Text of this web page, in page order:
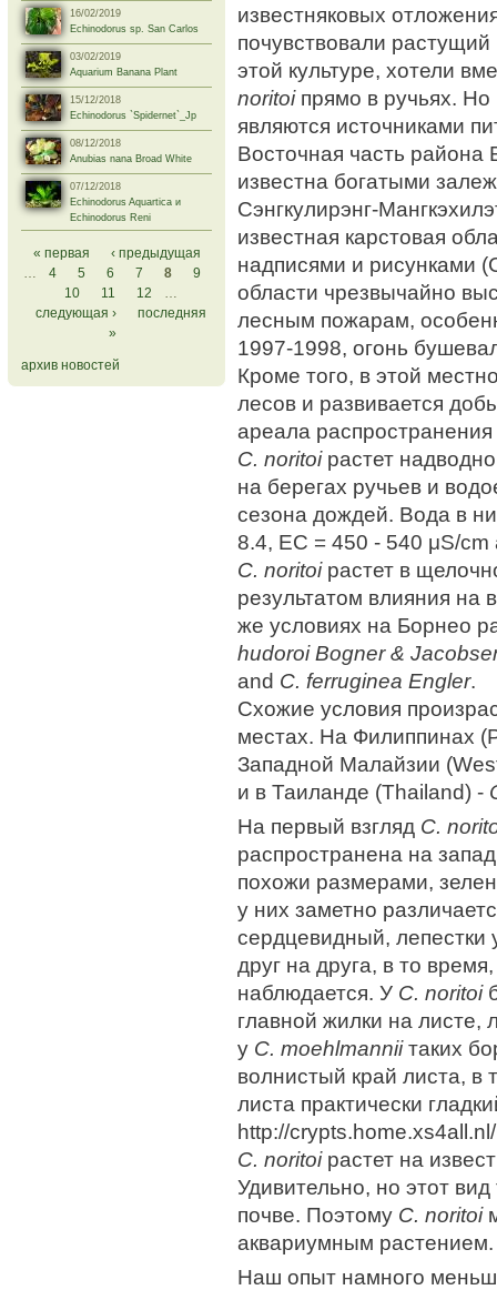
16/02/2019
Echinodorus sp. San Carlos
03/02/2019
Aquarium Banana Plant
15/12/2018
Echinodorus `Spidernet`_Jp
08/12/2018
Anubias nana Broad White
07/12/2018
Echinodorus Aquartica и
Echinodorus Reni
« первая
‹ предыдущая
4 5 6 7 8
9
10
11 12
следующая ›
последняя
»
архив новостей
известняковых
почувствовали
этой культуре, хотели
noritoiпрямо в ручьях. Но
являются источниками
Восточная часть
известна богатыми
Сэнгкулирэнг-
известная карстовая
надписями и рисунками
области чрезвычайно
лесным пожарам,
1997-1998, огонь
Кроме того, в этой
лесов и развивается
ареала
C. noritoiрастет
на берегах ручьев и
сезона дождей. Вода в
8.4, EC = 450 - 540 μS/
C. noritoi растет в
результатом влияния на
же условиях на Борнео
hudoroi Bogner &
and C. ferruginea Engler.
Схожие условия
местах. На Филиппинах
Западной Малайзии
и в Таиланде (Thailand) -
На первый взгляд C.
распространена на
похожи размерами,
у них заметно
сердцевидный, лепестки
друг на друга, в то
наблюдается. У C. noritoi
главной жилки на листе,
у С. moehlmanniiтаких
волнистый край листа, в
листа практически
http://
C. noritoiрастет на
Удивительно, но этот вид
почве. Поэтому C. noritoi
аквариумным растением.
Наш опыт намного